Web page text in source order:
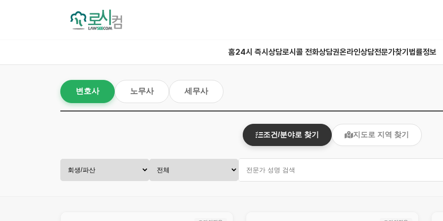
홈24시 즉시상담로시콜 전화상담권온라인상담전문가찾기 법률정보
변호사 노무사 세무사
조건/분야로 찾기 지도로 지역 찾기